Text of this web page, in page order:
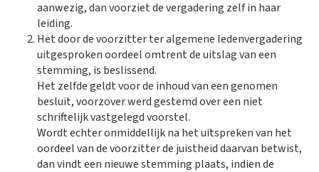
aanwezig, dan voorziet de vergadering zelf in haar
leiding.
Het door de voorzitter ter algemene ledenvergadering
uitgesproken oordeel omtrent de uitslag van een
stemming, is beslissend.
Het zelfde geldt voor de inhoud van een genomen
besluit, voorzover werd gestemd over een niet
schriftelijk vastgelegd voorstel.
Wordt echter onmiddellijk na het uitspreken van het
oordeel van de voorzitter de juistheid daarvan betwist,
dan vindt een nieuwe stemming plaats, indien de